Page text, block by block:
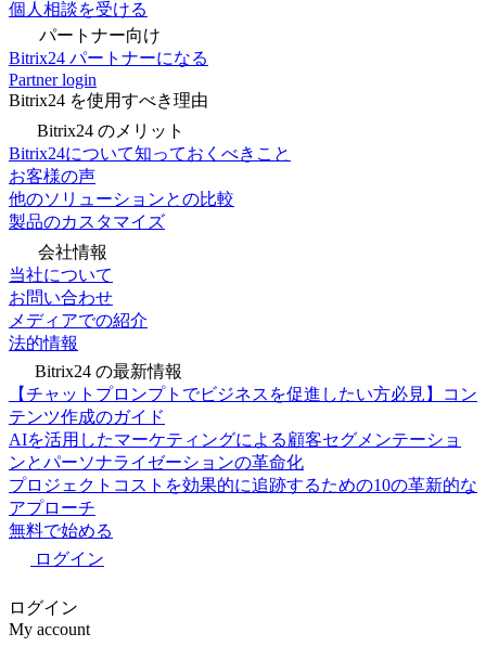
個人相談を受ける
パートナー向け
Bitrix24 パートナーになる
Partner login
Bitrix24 を使用すべき理由
Bitrix24 のメリット
Bitrix24について知っておくべきこと
お客様の声
他のソリューションとの比較
製品のカスタマイズ
会社情報
当社について
お問い合わせ
メディアでの紹介
法的情報
Bitrix24 の最新情報
【チャットプロンプトでビジネスを促進したい方必見】コン
テンツ作成のガイド
AIを活用したマーケティングによる顧客セグメンテーショ
ンとパーソナライゼーションの革命化
プロジェクトコストを効果的に追跡するための10の革新的な
アプローチ
無料で始める
ログイン
ログイン
My account